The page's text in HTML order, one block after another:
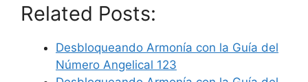
Related Posts:
Desbloqueando Armonía con la Guía del
Número Angelical 123